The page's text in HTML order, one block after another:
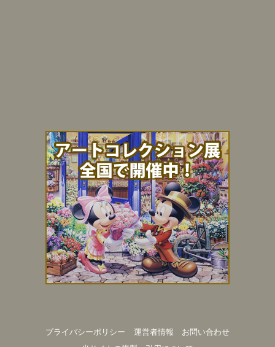
プライバシーポリシー 運営者情報
お問い合わせ